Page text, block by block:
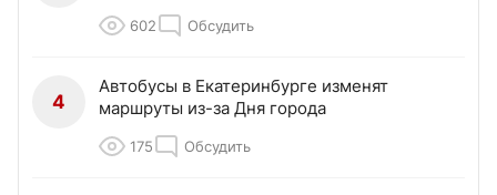
602 Обсудить
4
Автобусы в Екатеринбурге изменят
маршруты из-за Дня города
175 Обсудить